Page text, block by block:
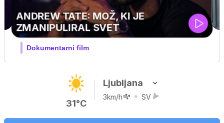
MOJ PRIJATELJ PINGVIN
Film meseca / družinski, pustolovski
31°C
Ljubljana
3km/h SV